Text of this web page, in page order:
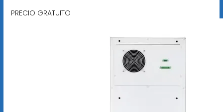
PRECIO GRATUITO